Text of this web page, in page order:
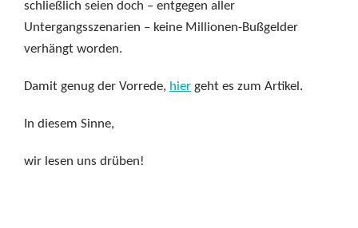
schließlich seien doch – entgegen aller
Untergangsszenarien – keine Millionen-Bußgelder
verhängt worden.
Damit genug der Vorrede, hier geht es zum Artikel.
In diesem Sinne,
wir lesen uns drüben!